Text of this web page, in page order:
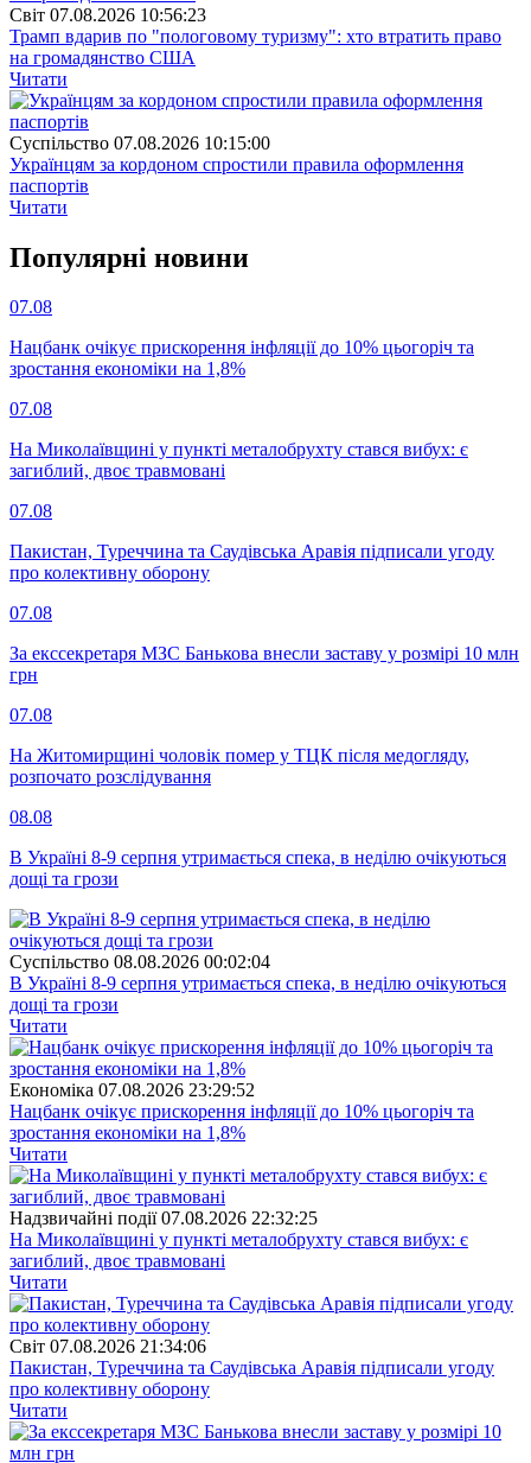
Свiт 07.08.2026 10:56:23
Трамп вдарив по "пологовому туризму": хто втратить право
на громадянство США
Читати
Суспiльство 07.08.2026 10:15:00
Українцям за кордоном спростили правила оформлення
паспортів
Читати
Популярнi новини
07.08
Нацбанк очікує прискорення інфляції до 10% цьогоріч та
зростання економіки на 1,8%
07.08
На Миколаївщині у пункті металобрухту стався вибух: є
загиблий, двоє травмовані
07.08
Пакистан, Туреччина та Саудівська Аравія підписали угоду
про колективну оборону
07.08
За екссекретаря МЗС Банькова внесли заставу у розмірі 10 млн
грн
07.08
На Житомирщині чоловік помер у ТЦК після медогляду,
розпочато розслідування
08.08
В Україні 8-9 серпня утримається спека, в неділю очікуються
дощі та грози
Суспiльство 08.08.2026 00:02:04
В Україні 8-9 серпня утримається спека, в неділю очікуються
дощі та грози
Читати
Економіка 07.08.2026 23:29:52
Нацбанк очікує прискорення інфляції до 10% цьогоріч та
зростання економіки на 1,8%
Читати
Надзвичайні події 07.08.2026 22:32:25
На Миколаївщині у пункті металобрухту стався вибух: є
загиблий, двоє травмовані
Читати
Свiт 07.08.2026 21:34:06
Пакистан, Туреччина та Саудівська Аравія підписали угоду
про колективну оборону
Читати